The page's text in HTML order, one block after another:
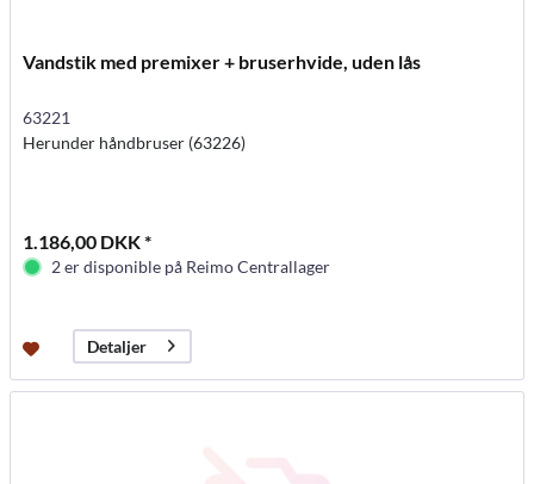
Vandstik med premixer + bruserhvide, uden lås
63221
Herunder håndbruser (63226)
1.186,00 DKK *
2 er disponible på Reimo Centrallager
Detaljer